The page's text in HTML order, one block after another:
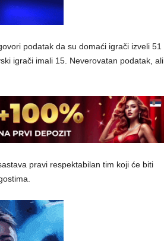
podatak da su domaći igrači izveli 51
igrači imali 15. Neverovatan podatak, ali
pravi respektabilan tim koji će biti